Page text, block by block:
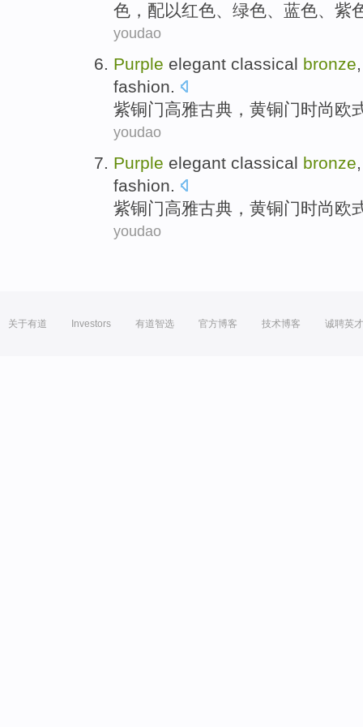
色， 配以红色、 绿色、 蓝色、 紫
youdao
Purple elegant classical bronze
fashion.
紫铜门高雅古典 ， 黄铜门时尚欧
youdao
Purple elegant classical bronze
fashion.
紫铜门高雅古典 ， 黄铜门时尚欧
youdao
关于有道 Investors 有道智选 官方博客 技术博客 诚聘英才